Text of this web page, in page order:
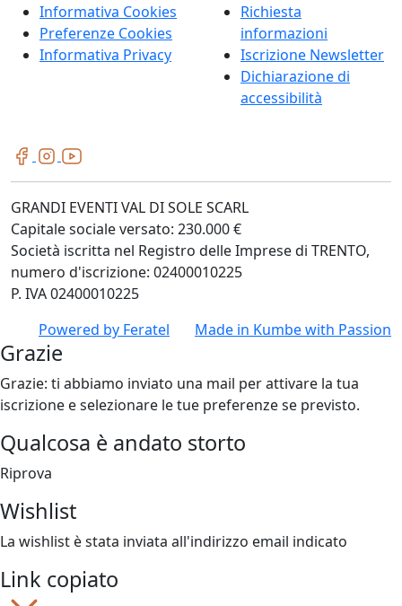
Informativa Cookies
Preferenze Cookies
Informativa Privacy
Richiesta
informazioni
Iscrizione Newsletter
Dichiarazione di
accessibilità
GRANDI EVENTI VAL DI SOLE SCARL
Capitale sociale versato: 230.000 €
Società iscritta nel Registro delle Imprese di TRENTO,
numero d'iscrizione: 02400010225
P. IVA 02400010225
Powered by Feratel Made in Kumbewith Passion
Grazie
Grazie: ti abbiamo inviato una mail per attivare la tua
iscrizione e selezionare le tue preferenze se previsto.
Qualcosa è andato storto
Riprova
Wishlist
La wishlist è stata inviata all'indirizzo email indicato
Link copiato